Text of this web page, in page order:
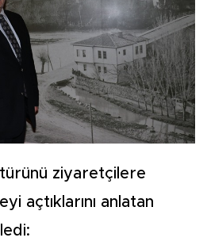
ziyaretçilere
açtıklarını anlatan